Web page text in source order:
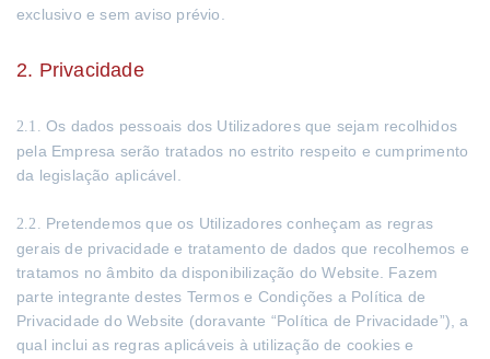
exclusivo e sem aviso prévio.
2. Privacidade
2.1. Os dados pessoais dos Utilizadores que sejam recolhidos
pela Empresa serão tratados no estrito respeito e cumprimento
da legislação aplicável.
2.2. Pretendemos que os Utilizadores conheçam as regras
gerais de privacidade e tratamento de dados que recolhemos e
tratamos no âmbito da disponibilização do Website. Fazem
parte integrante destes Termos e Condições a Política de
Privacidade do Website (doravante “Política de Privacidade”), a
qual inclui as regras aplicáveis à utilização de cookies e